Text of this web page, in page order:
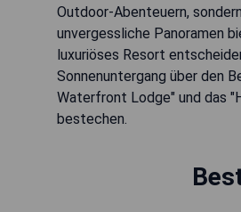
Outdoor-Abenteuern,
unvergessliche Panoramen
luxuriöses Resort
Sonnenuntergang über den
Waterfront Lodge" und das
bestechen.